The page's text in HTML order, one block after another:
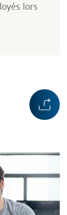
lors